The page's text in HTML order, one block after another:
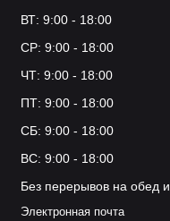
ВТ: 9:00 - 18:00
СР: 9:00 - 18:00
ЧТ: 9:00 - 18:00
ПТ: 9:00 - 18:00
СБ: 9:00 - 18:00
ВС: 9:00 - 18:00
Без перерывов на обед
Электронная почта